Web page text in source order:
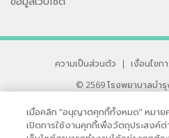
ความเป็นส่วนตัว | เงื่อนไขก
© 2569 โรงพยาบาลบำ
33 สุขุมวิท ซอย 3 เขตวัฒนา กรุ
หากท่านมีข้อคิดเห็นหรือปัญหา
เมื่อคลิก “อนุญาตคุกกี้ทั้งหมด” หมาย
เปิดการใช้งานคุกกี้เพื่อวัตถุประสงค์